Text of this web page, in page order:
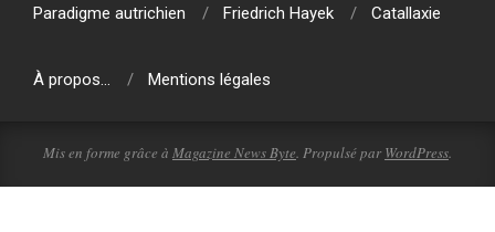
Paradigme autrichien
Friedrich Hayek Catallaxie
À propos… Mentions légales
Mis en forme grâce à Magazine News Byte . Propulsé par WordPress